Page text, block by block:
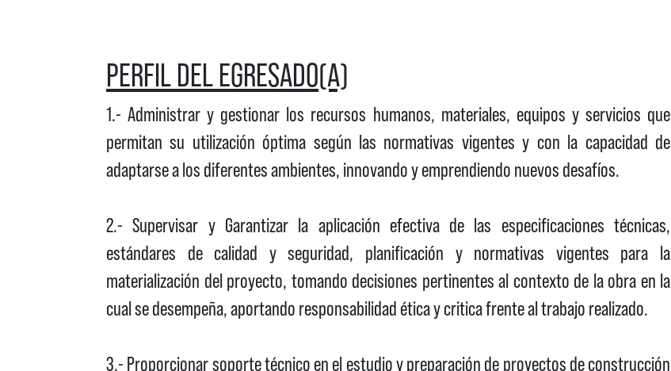
PERFIL DEL EGRESADO(A)
1.- Administrar y gestionar los recursos humanos, materiales, equipos y servicios que
permitan su utilización óptima según las normativas vigentes y con la capacidad de
adaptarse a los diferentes ambientes, innovando y emprendiendo nuevos desafíos.
2.- Supervisar y Garantizar la aplicación efectiva de las especificaciones técnicas,
estándares de calidad y seguridad, planificación y normativas vigentes para la
materialización del proyecto, tomando decisiones pertinentes al contexto de la obra en la
cual se desempeña, aportando responsabilidad ética y critica frente al trabajo realizado.
3.- Proporcionar soporte técnico en el estudio y preparación de proyectos de construcción